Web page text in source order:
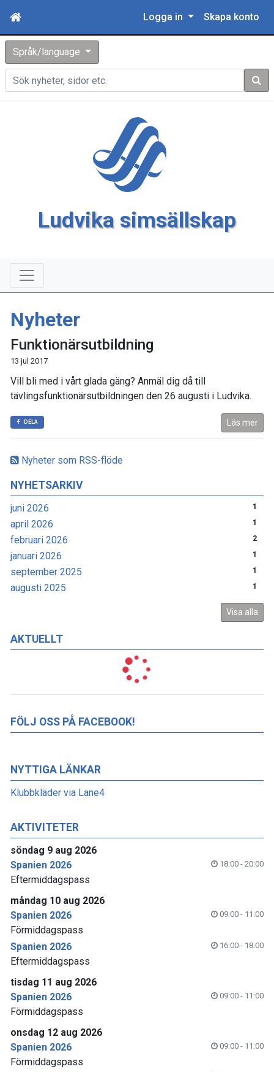
Logga in Skapa konto
Språk/language
Sök
Ludvika simsällskap
Nyheter som RSS-flöde
NYHETSARKIV
juni 2026 1
april 2026 1
februari 2026 2
januari 2026 1
september 2025 1
augusti 2025 1
Visa alla
AKTUELLT
FÖLJ OSS PÅ FACEBOOK!
Nyheter
Funktionärsutbildning
13 jul 2017
Vill bli med i vårt glada gäng? Anmäl dig då till
tävlingsfunktionärsutbildningen den 26 augusti i Ludvika.
DELA Läs mer
NYTTIGA LÄNKAR
Klubbkläder via Lane4
AKTIVITETER
söndag 9 aug 2026
Spanien 2026
18:00 - 20:00
Eftermiddagspass
måndag 10 aug 2026
Spanien 2026
09:00 - 11:00
Förmiddagspass
Spanien 2026
16:00 - 18:00
Eftermiddagspass
tisdag 11 aug 2026
Spanien 2026
09:00 - 11:00
Förmiddagspass
onsdag 12 aug 2026
Spanien 2026
09:00 - 11:00
Förmiddagspass